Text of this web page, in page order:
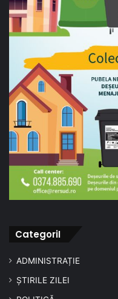
CategoriI
ADMINISTRAȚIE
ȘTIRILE ZILEI